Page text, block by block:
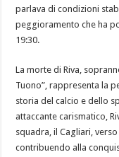
parlava di condizioni
peggioramento che ha
19:30.
La morte di Riva,
Tuono”, rappresenta la
storia del calcio e dello
attaccante carismatico,
squadra, il Cagliari,
contribuendo alla